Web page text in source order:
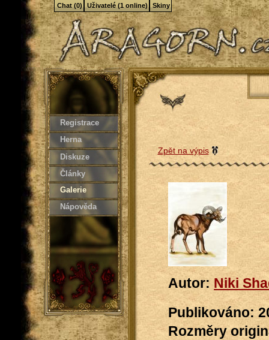
Registrace
Herna
Diskuze
Články
Galerie
Nápověda
Zpět na výpis
Autor: Niki
Publikováno:
Rozměry
Chat (0) Uživatelé (1 online) Skiny